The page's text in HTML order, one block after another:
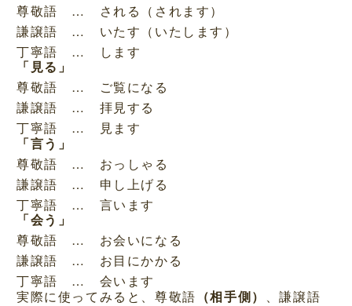
尊敬語 … される（されます）
謙譲語 … いたす（いたします）
丁寧語 … します
「見る」
尊敬語 … ご覧になる
謙譲語 … 拝見する
丁寧語 … 見ます
「言う」
尊敬語 … おっしゃる
謙譲語 … 申し上げる
丁寧語 … 言います
「会う」
尊敬語 … お会いになる
謙譲語 … お目にかかる
丁寧語 … 会います
実際に使ってみると、尊敬語 （相手側） 、謙譲語